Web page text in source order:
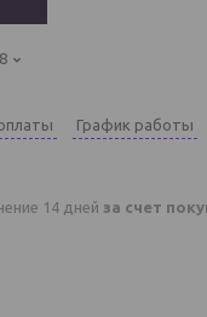
График работы
14 дней за счет